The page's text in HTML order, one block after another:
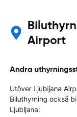
Airport
Andra
Utöver Ljubljana
Biluthyrning också
Ljubljana: